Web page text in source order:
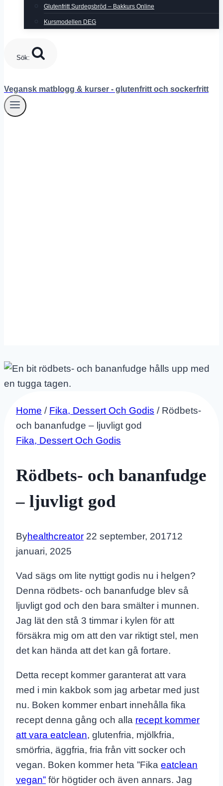
Glutenfritt Surdegsbröd – Bakkurs Online
Kursmodellen DEG
Sök:
Vegansk matblogg & kurser - glutenfritt och sockerfritt
Home / Fika, Dessert Och Godis / Rödbets-
och bananfudge – ljuvligt god
Fika, Dessert Och Godis
Rödbets- och bananfudge
– ljuvligt god
Byhealthcreator 22 september, 201712
januari, 2025
Vad sägs om lite nyttigt godis nu i helgen?
Denna rödbets- och bananfudge blev så
ljuvligt god och den bara smälter i munnen.
Jag lät den stå 3 timmar i kylen för att
försäkra mig om att den var riktigt stel, men
det kan hända att det kan gå fortare.
Detta recept kommer garanterat att vara
med i min kakbok som jag arbetar med just
nu. Boken kommer enbart innehålla fika
recept denna gång och alla recept kommer
att vara eatclean, glutenfria, mjölkfria,
smörfria, äggfria, fria från vitt socker och
vegan. Boken kommer heta ”Fika eatclean
vegan” för högtider och även annars. Jag